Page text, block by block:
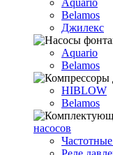
Aquario
Belamos
Джилекс
Aquario
Belamos
HIBLOW
Belamos
насосов